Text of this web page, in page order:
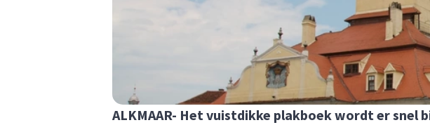
ALKMAAR- Het vuistdikke plakboek wordt er snel